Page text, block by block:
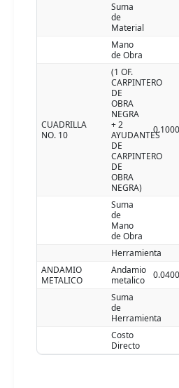
Suma
de
Material
Mano
de Obra
CUADRILLA
NO. 10
(1 OF.
CARPINTERO
DE
OBRA
NEGRA
+ 2
AYUDANTES
DE
CARPINTERO
DE
OBRA
NEGRA)
Suma
de
Mano
de Obra
Herramienta
ANDAMIO
METALICO
Andamio
metalico
Suma
de
Herramienta
Costo
Directo